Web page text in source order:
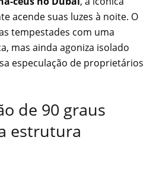
acende suas luzes à noite. O
tempestades com uma
mas ainda agoniza isolado
especulação de proprietários
de 90 graus
estrutura